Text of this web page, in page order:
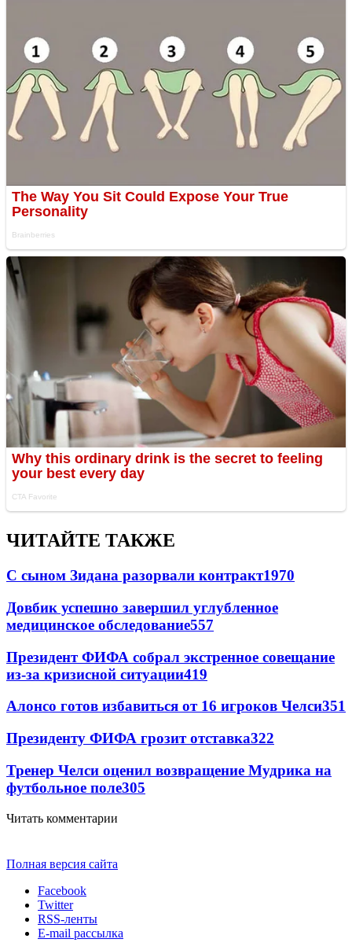
ЧИТАЙТЕ ТАКЖЕ
С сыном Зидана разорвали контракт1970
Довбик успешно завершил углубленное
медицинское обследование557
Президент ФИФА собрал экстренное совещание
из-за кризисной ситуации419
Алонсо готов избавиться от 16 игроков Челси351
Президенту ФИФА грозит отставка322
Тренер Челси оценил возвращение Мудрика на
футбольное поле305
Читать комментарии
Полная версия сайта
Facebook
Twitter
RSS-ленты
E-mail рассылка